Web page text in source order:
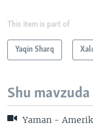
This item is part of
Yaqin Sharq
Shu mavzuda
Yaman -